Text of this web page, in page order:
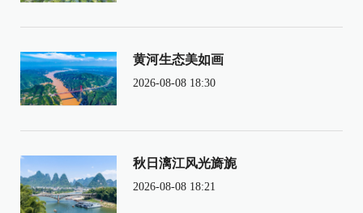
黄河生态美如画
2026-08-08 18:30
秋日漓江风光旖旎
2026-08-08 18:21